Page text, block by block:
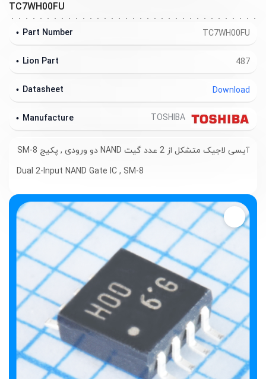
TC7WH00FU
TC7WH00FU
Part Number
487
Lion Part
Download
Datasheet
Manufacture
آیسی لاجیک متشکل از 2 عدد گیت NAND دو ورودی , پکیج SM-8
Dual 2-Input NAND Gate IC , SM-8